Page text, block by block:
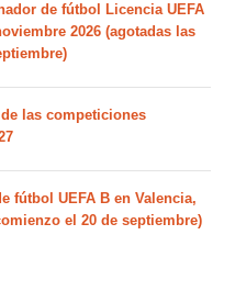
de fútbol Licencia UEFA
2026 (agotadas las
las competiciones
fútbol UEFA B en Valencia,
el 20 de septiembre)